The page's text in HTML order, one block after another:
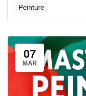
Peinture
07
MAR